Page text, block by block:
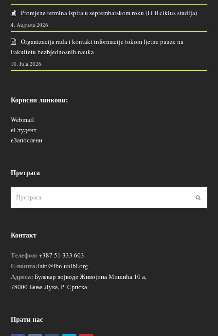
Promjene termina ispita u septembarskom roku (I i II ciklus studija)
4. Augusta 2026.
Organizacija rada i kontakt informacije tokom ljetne pauze na
Fakultetu bezbjednosnih nauka
10. Jula 2026.
Корисни линкови:
Webmail
еСтудент
еЗапослени
Претрага
Контакт
Телефон: +387 51 333 603
Е-пошта:info@fbn.unibl.org
Адреса: Булевар војводе Живојина Мишића 10 а,
78000 Бања Лука, Р. Српска
Прати нас